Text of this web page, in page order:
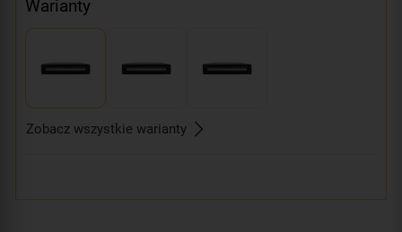
Warianty
Zobacz wszystkie warianty